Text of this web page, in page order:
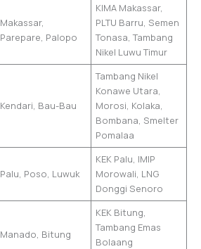
Makassar,
Parepare, Palopo
KIMA Makassar,
PLTU Barru, Semen
Tonasa, Tambang
Nikel Luwu Timur
Kendari, Bau-Bau
Tambang Nikel
Konawe Utara,
Morosi, Kolaka,
Bombana, Smelter
Pomalaa
Palu, Poso, Luwuk
KEK Palu, IMIP
Morowali, LNG
Donggi Senoro
Manado, Bitung
KEK Bitung,
Tambang Emas
Bolaang